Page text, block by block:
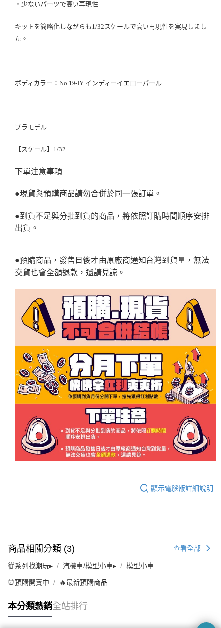
・少ないパーツで高い再現性
キットを簡略化しながらも1/32スケールで高い再現性を実現しまし
た。
ボディカラー：No.19-IY インディーイエローパール
プラモデル
【スケール】1/32
下單注意事項
●現貨與預購商品請勿合併於同一張訂單。
●到貨不足與分批到貨的商品，將依照訂購時間順序安排
出貨。
●預購商品，發售日後才由原廠商通知台灣到貨量，無法
交貨也會全額退款，還請見諒。
顯示電腦版詳細說明
商品相關分類 (3) 查看全部
從系列找潮玩▸ 汽機車/模型小車▸ 模型小車
⏰預購開賣中 🔥最新預購商品
本分類熱銷全站排行